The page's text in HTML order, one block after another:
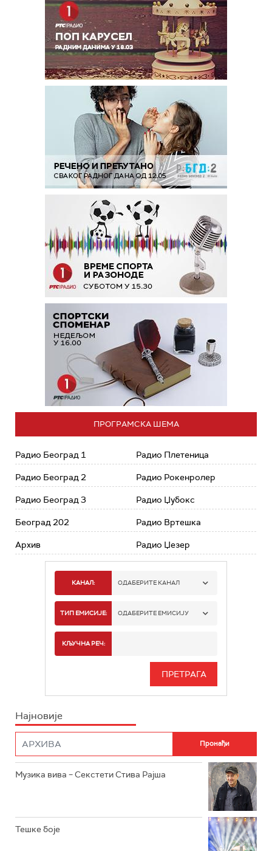
ПРОГРАМСКА ШЕМА
Радио Београд 1
Радио Београд 2
Радио Београд 3
Београд 202
Архив
Радио Плетеница
Радио Рокенролер
Радио Џубокс
Радио Вртешка
Радио Џезер
КАНАЛ: ОДАБЕРИТЕ КАНАЛ
РАДИО БЕОГРАД 1
РАДИО БЕОГРАД 3
РАДИО РОКЕНРОЛЕР
РАДИО ЏЕЗЕР
ТИП ЕМИСИЈЕ: ОДАБЕРИТЕ ЕМИСИЈУ
ИНФО
КЉУЧНА РЕЧ:
Најновије
Музика вива – Секстети Стива Рајша
Тешке боје